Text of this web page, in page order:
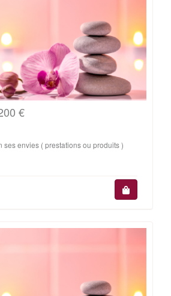
€
ses envies ( prestations ou produits )